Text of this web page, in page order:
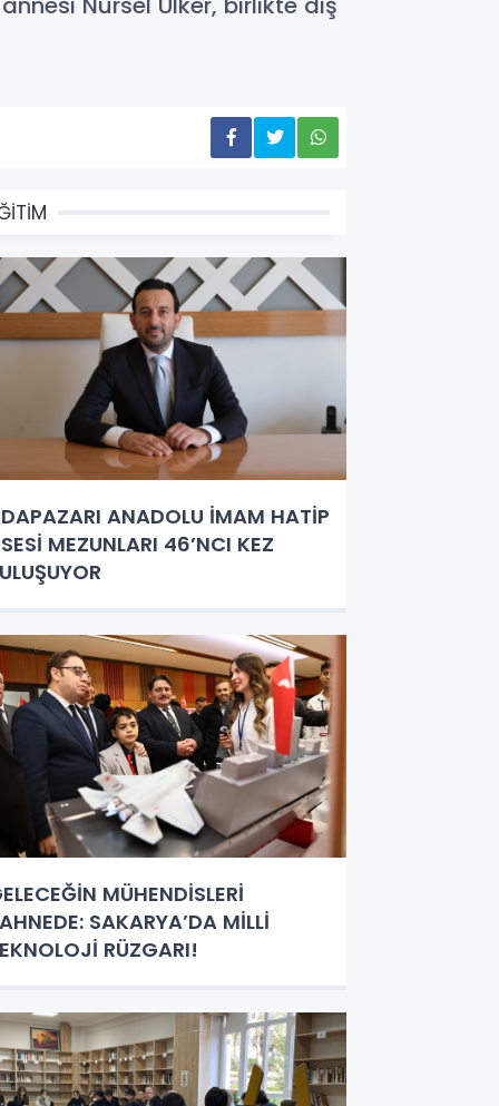
ANADOLU İMAM HATİP
MEZUNLARI 46’NCI KEZ
MÜHENDİSLERİ
SAKARYA’DA MİLLİ
RÜZGARI!